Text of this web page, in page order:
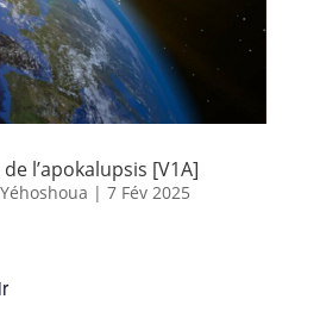
l’apokalupsis [V1A]
| 7 Fév 2025